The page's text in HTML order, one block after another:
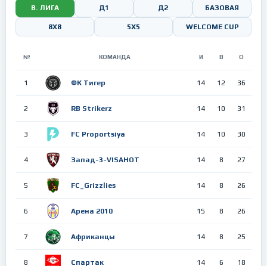
В. ЛИГА Д1 Д2 БАЗОВАЯ
8Х8 5X5 WELCOME CUP
№ КОМАНДА И В О
1 ФК Тигер 14 12 36
2 RB Strikerz 14 10 31
3 FC Proportsiya 14 10 30
4 Запад-3-VISAHOT 14 8 27
5 FC_Grizzlies 14 8 26
6 Арена 2010 15 8 26
7 Африканцы 14 8 25
8 Спартак 14 6 18